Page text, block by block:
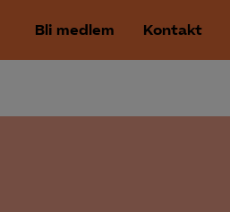
Bli medlem Kontakt